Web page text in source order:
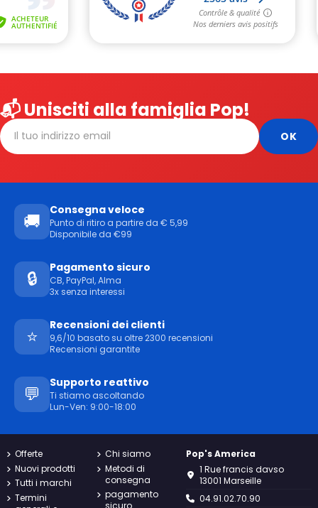
📬 Unisciti alla famiglia Pop!
🚚
Consegna veloce
Punto di ritiro a partire da € 5,99
Disponibile da €99
🔒
Pagamento sicuro
CB, PayPal, Alma
3x senza interessi
⭐
Recensioni dei clienti
9,6/10 basato su oltre 2300 recensioni
Recensioni garantite
💬
Supporto reattivo
Ti stiamo ascoltando
Lun-Ven: 9:00-18:00
Offerte
Nuovi prodotti
Tutti i marchi
Termini
Chi siamo
Metodi di
consegna
pagamento
Pop's America
1 Rue francis davso
13001 Marseille
04.91.02.70.90